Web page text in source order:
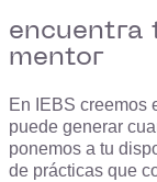
encuentra
mentor
En IEBS creemos
puede generar
ponemos a tu
de prácticas que